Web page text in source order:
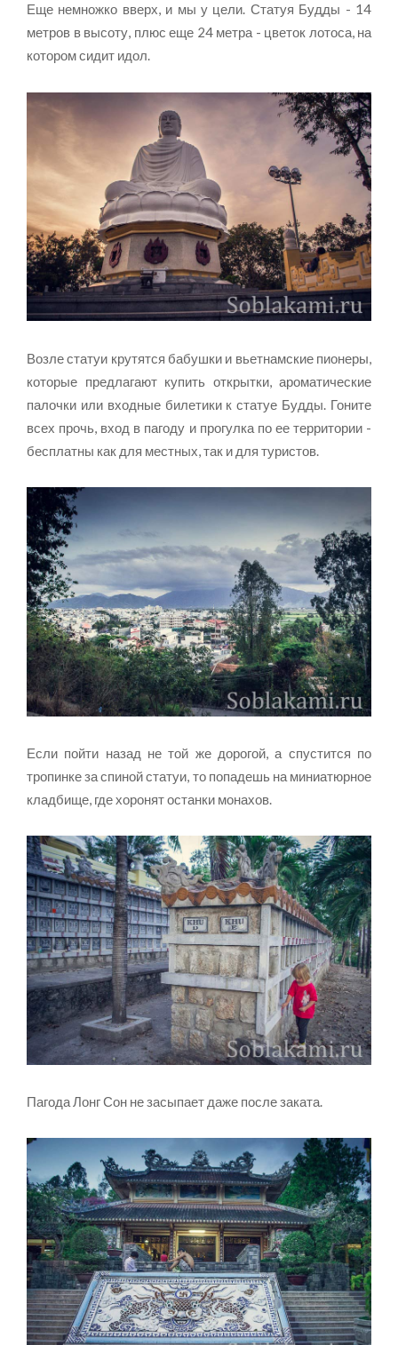
Еще немножко вверх, и мы у цели. Статуя Будды - 14
метров в высоту, плюс еще 24 метра - цветок лотоса, на
котором сидит идол.
Возле статуи крутятся бабушки и вьетнамские пионеры,
которые предлагают купить открытки, ароматические
палочки или входные билетики к статуе Будды. Гоните
всех прочь, вход в пагоду и прогулка по ее территории -
бесплатны как для местных, так и для туристов.
Если пойти назад не той же дорогой, а спустится по
тропинке за спиной статуи, то попадешь на миниатюрное
кладбище, где хоронят останки монахов.
Пагода Лонг Сон не засыпает даже после заката.